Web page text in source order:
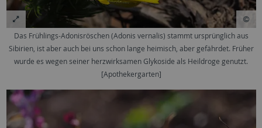
Das Frühlings-Adonisröschen (Adonis vernalis) stammt ursprünglich aus
Sibirien, ist aber auch bei uns schon lange heimisch, aber gefährdet. Früher
wurde es wegen seiner herzwirksamen Glykoside als Heildroge genutzt.
[Apothekergarten]